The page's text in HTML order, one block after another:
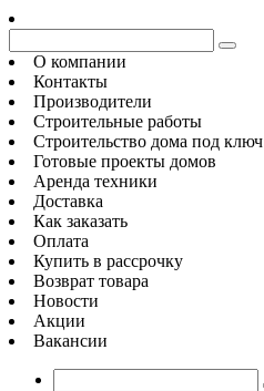
О компании
Контакты
Производители
Строительные работы
Строительство дома под ключ
Готовые проекты домов
Аренда техники
Доставка
Как заказать
Оплата
Купить в рассрочку
Возврат товара
Новости
Акции
Вакансии